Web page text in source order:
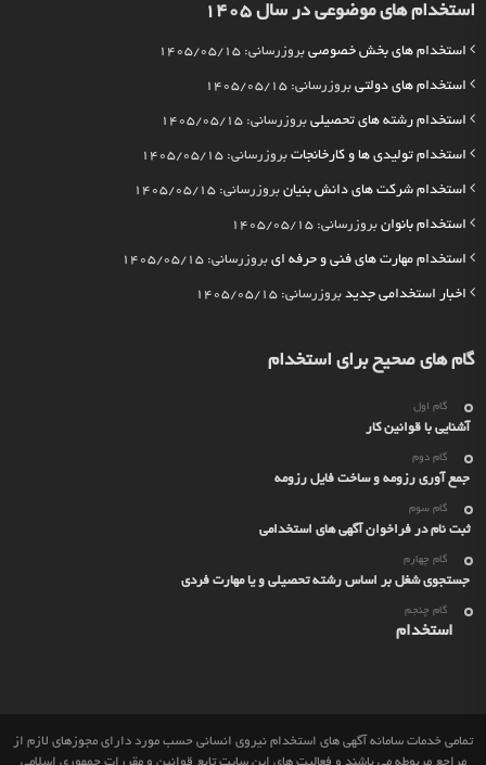
استخدام های موضوعی در سال 1405
استخدام های بخش خصوصی بروزرسانی: 1405/05/15
استخدام های دولتی بروزرسانی: 1405/05/15
استخدام رشته های تحصیلی بروزرسانی: 1405/05/15
استخدام تولیدی ها و کارخانجات بروزرسانی: 1405/05/15
استخدام شرکت های دانش بنیان بروزرسانی: 1405/05/15
استخدام بانوان بروزرسانی: 1405/05/15
استخدام مهارت های فنی و حرفه ای بروزرسانی: 1405/05/15
اخبار استخدامی جدید بروزرسانی: 1405/05/15
گام های صحیح برای استخدام
گام اول
آشنایی با قوانین کار
گام دوم
جمع آوری رزومه و ساخت فایل رزومه
گام سوم
ثبت نام در فراخوان آگهی های استخدامی
گام چهارم
جستجوی شغل بر اساس رشته تحصیلی و یا مهارت فردی
گام چنجم
استخدام
تمامی خدمات سامانه آگهی های استخدام نیروی انسانی حسب مورد دارای مجوزهای لازم از